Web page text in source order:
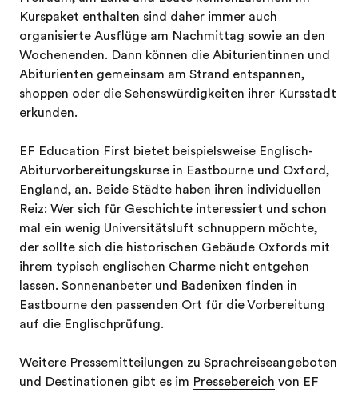
Kurspaket enthalten sind daher immer auch
organisierte Ausflüge am Nachmittag sowie an den
Wochenenden. Dann können die Abiturientinnen und
Abiturienten gemeinsam am Strand entspannen,
shoppen oder die Sehenswürdigkeiten ihrer Kursstadt
erkunden.
EF Education First bietet beispielsweise Englisch-
Abiturvorbereitungskurse in Eastbourne und Oxford,
England, an. Beide Städte haben ihren individuellen
Reiz: Wer sich für Geschichte interessiert und schon
mal ein wenig Universitätsluft schnuppern möchte,
der sollte sich die historischen Gebäude Oxfords mit
ihrem typisch englischen Charme nicht entgehen
lassen. Sonnenanbeter und Badenixen finden in
Eastbourne den passenden Ort für die Vorbereitung
auf die Englischprüfung.
Weitere Pressemitteilungen zu Sprachreiseangeboten
und Destinationen gibt es im Pressebereich von EF